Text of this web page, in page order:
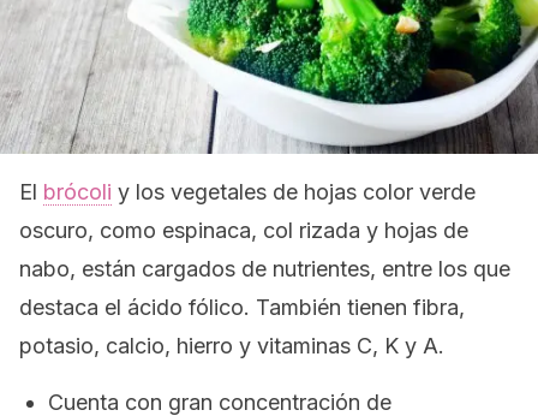
El brócoli y los vegetales de hojas color verde
oscuro, como espinaca, col rizada y hojas de
nabo, están cargados de nutrientes, entre los que
destaca el ácido fólico. También tienen fibra,
potasio, calcio, hierro y vitaminas C, K y A.
Cuenta con gran concentración de